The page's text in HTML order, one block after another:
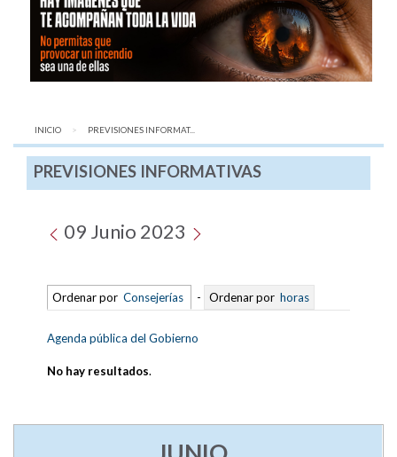
INICIO AQUÍ:
PREVISIONES INFORMAT...
PREVISIONES INFORMATIVAS
09 Junio 2023
Ordenar por Consejerías - Ordenar por horas
Agenda pública del Gobierno
No hay resultados.